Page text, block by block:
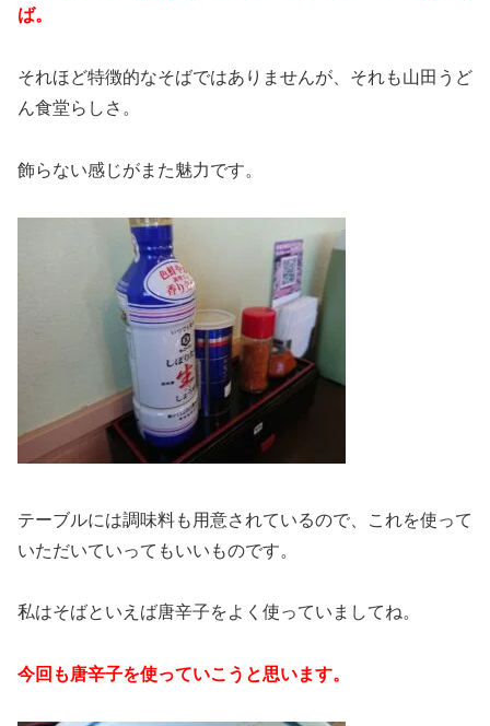
ば。
それほど特徴的なそばではありませんが、それも山田うど
ん食堂らしさ。
飾らない感じがまた魅力です。
テーブルには調味料も用意されているので、これを使って
いただいていってもいいものです。
私はそばといえば唐辛子をよく使っていましてね。
今回も唐辛子を使っていこうと思います。